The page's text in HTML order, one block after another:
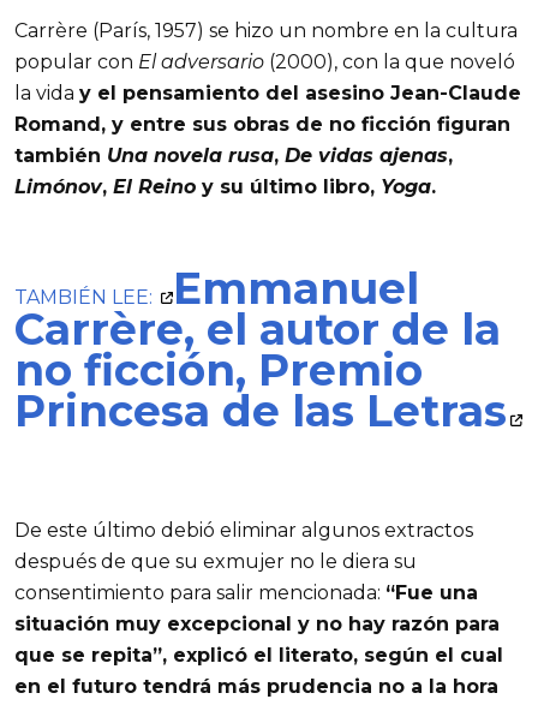
Carrère (París, 1957) se hizo un nombre en la cultura
popular con El adversario (2000), con la que noveló
la vida y el pensamiento del asesino Jean-Claude
Romand, y entre sus obras de no ficción figuran
también Una novela rusa, De vidas ajenas,
Limónov, El Reino y su último libro, Yoga.
TAMBIÉN LEE: Emmanuel
Carrère, el autor de la
no ficción, Premio
Princesa de las Letras
De este último debió eliminar algunos extractos
después de que su exmujer no le diera su
consentimiento para salir mencionada: “Fue una
situación muy excepcional y no hay razón para
que se repita”, explicó el literato, según el cual
en el futuro tendrá más prudencia no a la hora